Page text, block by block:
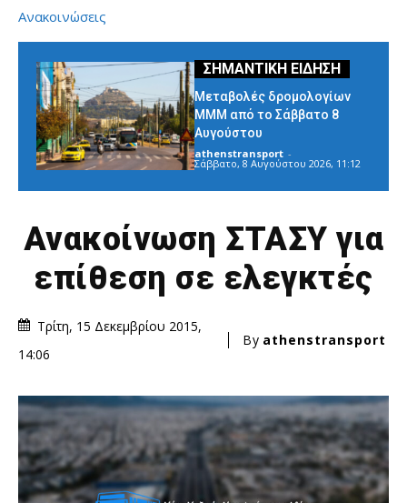
Ανακοινώσεις
Μεταβολές δρομολογίων
ΜΜΜ από το Σάββατο 8
Αυγούστου
athenstransport -
Σάββατο, 8 Αυγούστου 2026, 11:12
Ανακοίνωση ΣΤΑΣΥ για
επίθεση σε ελεγκτές
Τρίτη, 15 Δεκεμβρίου 2015,
14:06
By athenstransport